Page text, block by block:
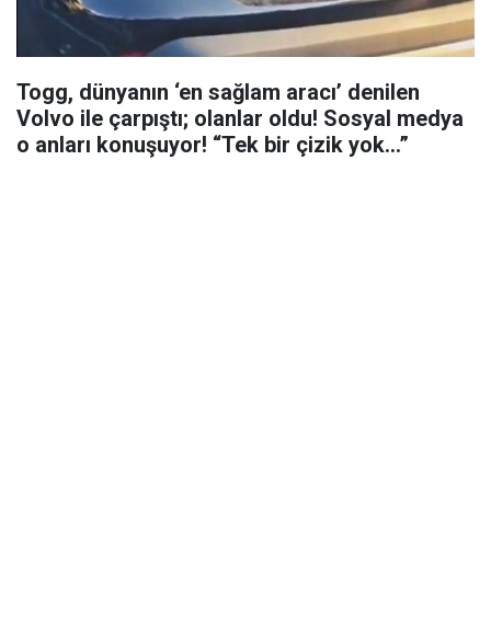
Togg, dünyanın ‘en sağlam aracı’ denilen
Volvo ile çarpıştı; olanlar oldu! Sosyal medya
o anları konuşuyor! “Tek bir çizik yok…”